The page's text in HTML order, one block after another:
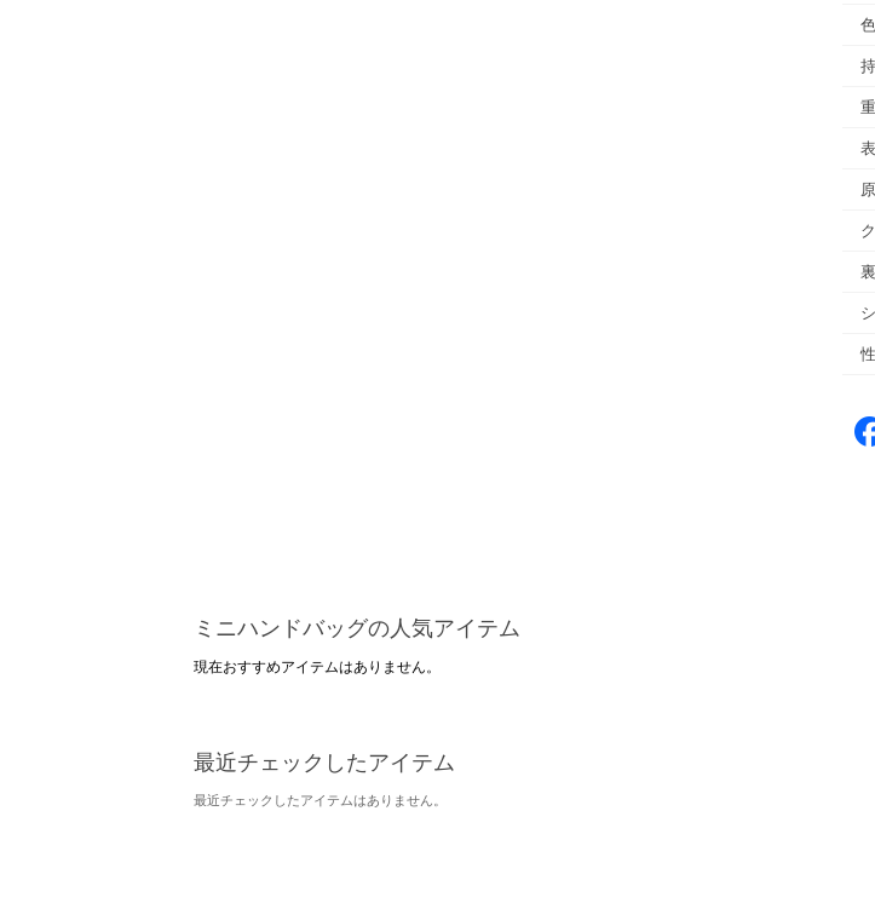
色
ミニハンドバッグの人気アイテム
現在おすすめアイテムはありません。
最近チェックしたアイテム
最近チェックしたアイテムはありません。